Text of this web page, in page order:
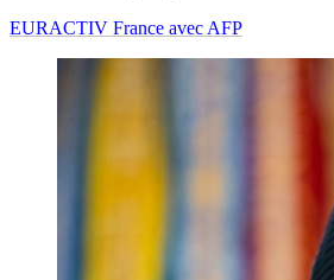
EURACTIV France avec AFP